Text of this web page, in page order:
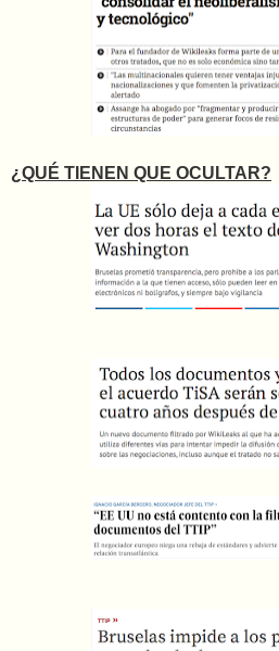
¿QUÉ TIENEN QUE OCULTAR?